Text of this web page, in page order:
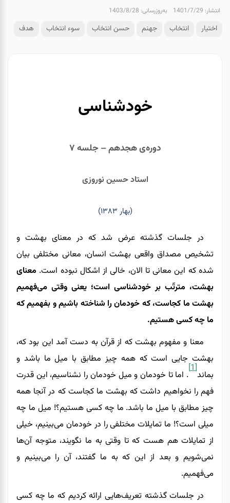
انتشار: 1401/7/29 به‌روزرسانی: 1403/8/28
اختیار انتخاب جهنم حسن انتخاب سوء انتخاب هدف
خودشناسی
دوره‌ی هجدهم – جلسه ۷
استاد حسین نوروزی
(بهار ۱۳۸۳)
در جلسات گذشته عرض شد که در معنای بهشت و
تشخیص مصداق واقعی بهشت انسان، معانی مختلفی بیان
شده که این معانی تا الان، خالی از اشکال نبوده است. معنای
بهشت، مترتّب بر خودشناسی است؛ یعنی وقتی می‌فهمیم
بهشت ما کجاست، که خودمان را شناخته باشیم و بفهمیم که
ما چه کسی هستیم.
معنا و مفهوم بهشت که از قرآن به دست آمد این بود که،
بهشت جایی است که همه چیز مطابق با میل ما باشد و
بماند
[1]
. اما تا خودمان و میل خودمان را نشناسیم، این قدرت
فهم را نخواهیم داشت که بهشت ما کجاست که در آنجا همه
چیز مطابق با میل ما باشد. ما چه کسی هستیم؟! میل ما چه
میلی است؟! ما تمایلات مختلفی را در خودمان می‌بینیم، خیلی
از تمایلات هم هست که تا وقتی به ما نگویند، متوجه آن‌ها
نمی‌شویم و بعد از این که به ما گفتند، آن را می‌بینیم و
می‌فهمیم.
در جلسات گذشته تعریف‌هایی ارائه کردیم که ما چه کسی